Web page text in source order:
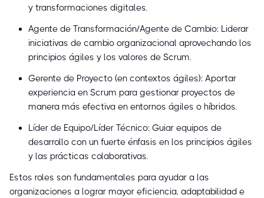
y transformaciones digitales.
Agente de Transformación/Agente de Cambio: Liderar
iniciativas de cambio organizacional aprovechando los
principios ágiles y los valores de Scrum.
Gerente de Proyecto (en contextos ágiles): Aportar
experiencia en Scrum para gestionar proyectos de
manera más efectiva en entornos ágiles o híbridos.
Líder de Equipo/Líder Técnico: Guiar equipos de
desarrollo con un fuerte énfasis en los principios ágiles
y las prácticas colaborativas.
Estos roles son fundamentales para ayudar a las
organizaciones a lograr mayor eficiencia, adaptabilidad e